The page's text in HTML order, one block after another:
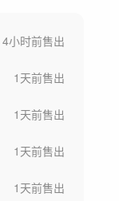
4小时前售出
1天前售出
1天前售出
1天前售出
1天前售出